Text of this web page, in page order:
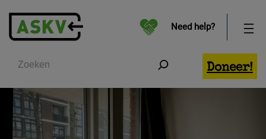
Zoeken
Doneer!
Need help?